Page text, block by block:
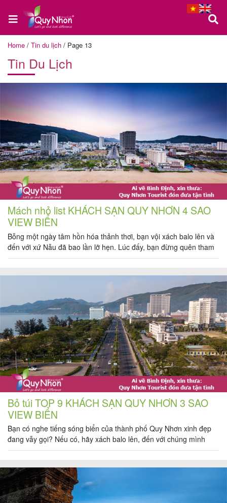
Trang
chủ
Tour
Nhơn
Tour
Phú
Yên
nước
Combo
Quy
Nhơn
Lịch
khởi
hành
Tin
Home / Tin du lịch / Page 13
Tin Du Lịch
Mách nhỏ list KHÁCH SẠN QUY NHƠN 4 SAO
VIEW BIỂN
Bỗng một ngày tâm hồn hóa thảnh thơi, bạn vội xách balo lên và
đến với xứ Nẫu đã bao lần lỡ hẹn. Lúc đấy, bạn đừng quên tham
khảo qua danh sách TOP 7 KHÁCH SẠN QUY NHƠN 4 SAO view
Bỏ túi TOP 9 KHÁCH SẠN QUY NHƠN 3 SAO
VIEW BIỂN
Bạn có nghe tiếng sóng biển của thành phố Quy Nhơn xinh đẹp
đang vẫy gọi? Nếu có, hãy xách balo lên, đến với chúng mình
ngay đi! Và đừng quên tham khảo qua TOP 9 KHÁCH SẠN QUY
Quy Nhơn […]